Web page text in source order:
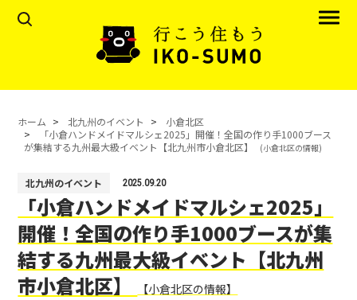
ホーム 北九州のイベント
小倉北区
「小倉ハンドメイドマルシェ2025」開催！全国の作り手1000ブース
が集結する九州最大級イベント【北九州市小倉北区】
(小倉北区の情報)
北九州のイベント 2025.09.20
「小倉ハンドメイドマルシェ2025」
開催！全国の作り手1000ブースが集
結する九州最大級イベント【北九州
市小倉北区】
【小倉北区の情報】